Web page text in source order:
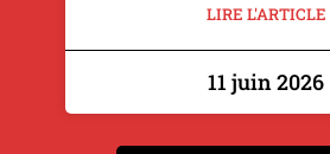
LIRE L'ARTICLE
11 juin 2026